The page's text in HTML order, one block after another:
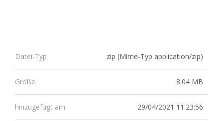
Datei-Typ zip (Mime-Typ application/zip)
Größe 8.04 MB
hinzugefügt am 29/04/2021 11:23:56